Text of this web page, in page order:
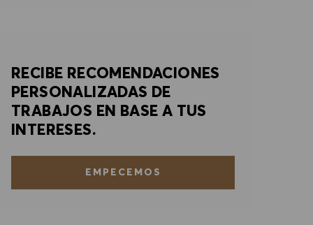
RECIBE RECOMENDACIONES
PERSONALIZADAS DE
TRABAJOS EN BASE A TUS
INTERESES.
EMPECEMOS